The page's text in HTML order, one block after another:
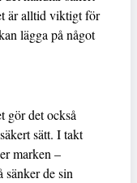
är alltid viktigt för
lägga på något
gör det också
sätt. I takt
marken –
sänker de sin